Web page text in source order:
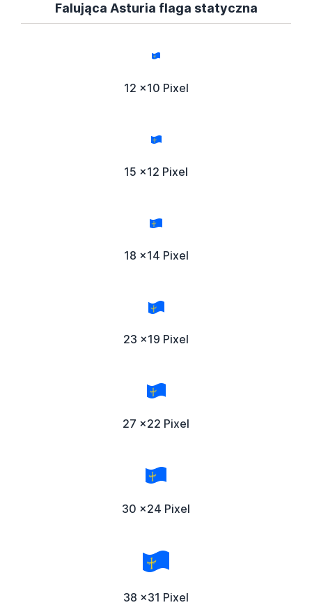
Falująca Asturia flaga statyczna
12 x10 Pixel
15 x12 Pixel
18 x14 Pixel
23 x19 Pixel
27 x22 Pixel
30 x24 Pixel
38 x31 Pixel